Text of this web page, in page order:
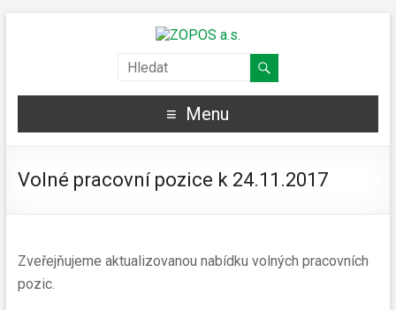
Menu
Volné pracovní pozice k 24.11.2017
Zveřejňujeme aktualizovanou nabídku volných pracovních
pozic.